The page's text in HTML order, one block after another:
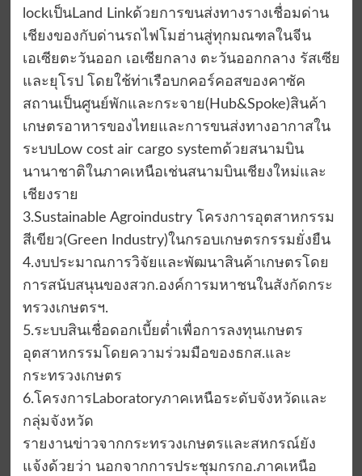
lockเป็นLand Linkด้วยการขนส่งทางรางเชื่อมด่าน
เชียงของกับด่านรถไฟโมฮ่านสู่ทุกมณฑลในจีน
เอเซียตะวันออก เอเซียกลาง ตะวันออกกลาง รัสเซีย
และยุโรป โดยใช้ท่าเรือบกคอร์คอสของคาซัค
สถานเป็นศูนย์พักและกระจาย(Hub&Spoke)สินค้า
เกษตรอาหารของไทยและการขนส่งทางอากาสใน
ระบบLow cost air cargo systemด้วยสนามบิน
นานาชาติในภาคเหนือเช่นสนามบินเชียงใหม่และ
เชียงราย
3.Sustainable Agroindustry โครงการอุตสาหกรรม
สีเขียว(Green Industry)ในกรอบเกษตรกรรมยั่งยืน
4.งบประมาณการวิจัยและพัฒนาสินค้าเกษตรโดย
การสนับสนุนของสวก.องค์การมหาชนในสังกัดกระ
ทรวงเกษตรฯ.
5.ระบบสินเชื่อดอกเบี้ยต่ำเพื่อการลงทุนเกษตร
อุตสาหกรรมโดยความร่วมมือของธกส.และ
กระทรวงเกษตร
6.โครงการLaboratoryภาคเหนือระดับจังหวัดและ
กลุ่มจังหวัด
รายงานข่าวจากกระทรวงเกษตรและสหกรณ์ยัง
แจ้งด้วยว่า นอกจากการประชุมกรกอ.ภาคเหนือ